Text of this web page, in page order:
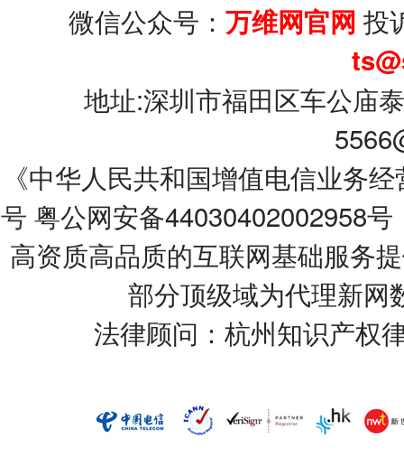
微信公众号：万维网官网 投
地址:深圳市福田区车公庙
《中华人民共和国增值电信业务
号 粤公网安备44030402002958号
高资质高品质的互联网基础服务
部分顶级域为代理新网
法律顾问：杭州知识产